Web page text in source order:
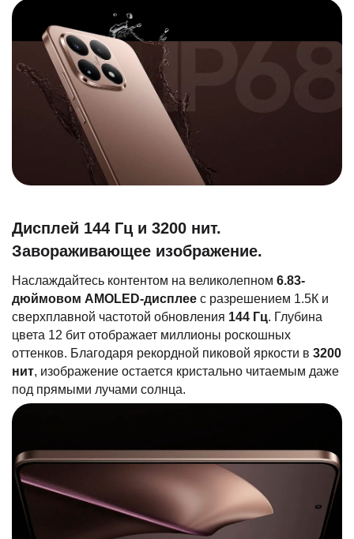
Дисплей 144 Гц и 3200 нит.
Завораживающее изображение.
Наслаждайтесь контентом на великолепном 6.83-
дюймовом AMOLED-дисплее с разрешением 1.5К и
сверхплавной частотой обновления 144 Гц. Глубина
цвета 12 бит отображает миллионы роскошных
оттенков. Благодаря рекордной пиковой яркости в 3200
нит, изображение остается кристально читаемым даже
под прямыми лучами солнца.